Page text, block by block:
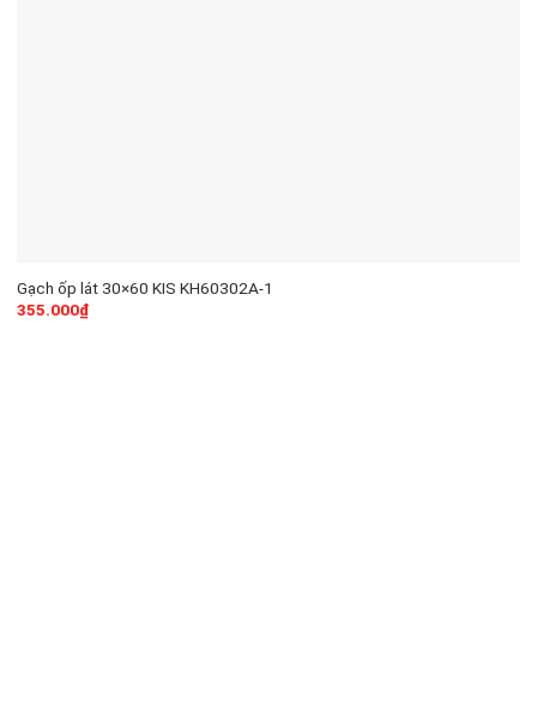
Gạch ốp lát 30×60 KIS KH60302A-1
355.000₫